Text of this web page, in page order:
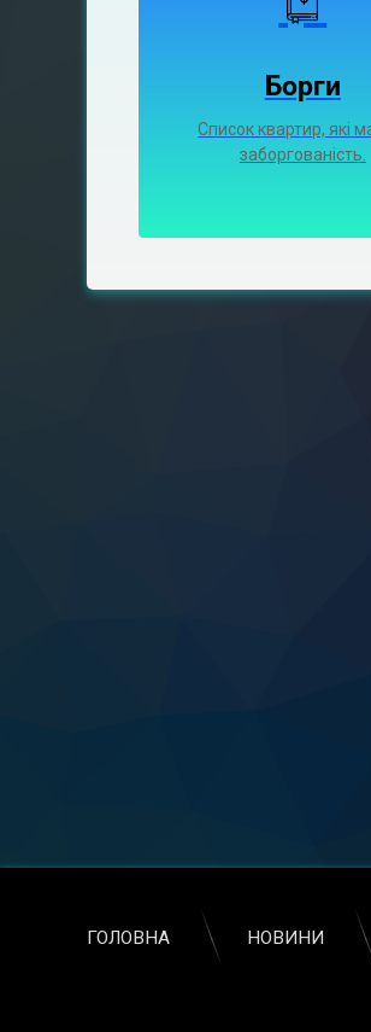
Борги
Список квартир, які
заборгованість.
ГОЛОВНА НОВИНИ